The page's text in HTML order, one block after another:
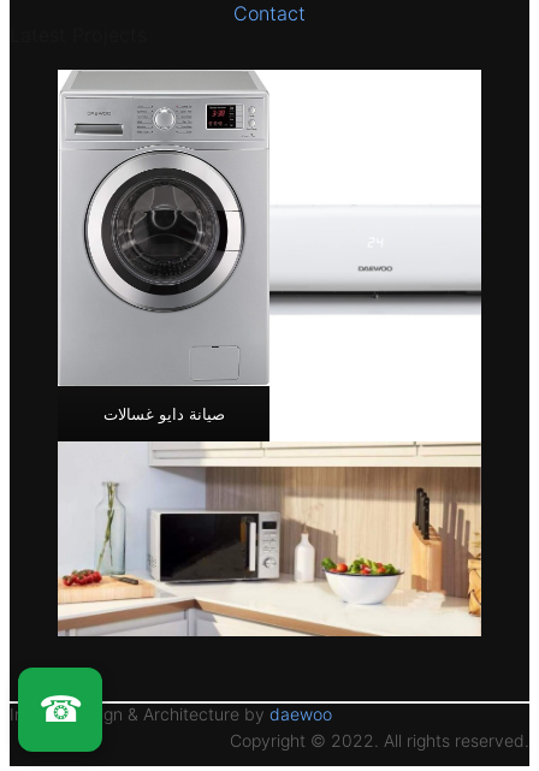
Contact
صيانة دايو غسالات
Interior Design & Architecture by daewoo
Copyright © 2022. All rights reserved.
☎